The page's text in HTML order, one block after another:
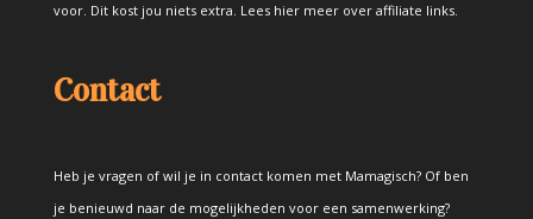
voor. Dit kost jou niets extra. Lees hier meer over affiliate links.
Contact
Heb je vragen of wil je in contact komen met Mamagisch? Of ben
je benieuwd naar de mogelijkheden voor een samenwerking?